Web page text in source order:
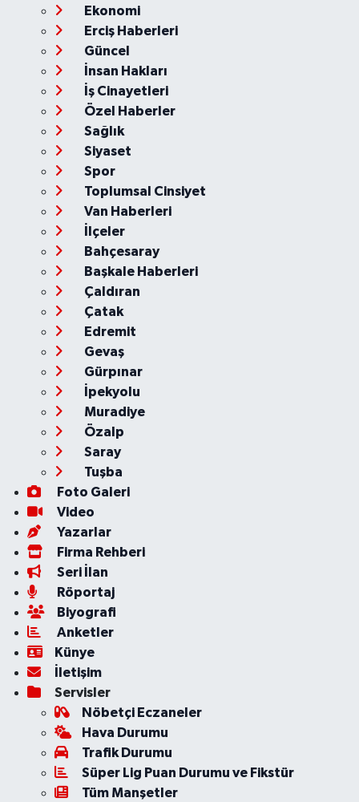
Ekonomi
Erciş Haberleri
Güncel
İnsan Hakları
İş Cinayetleri
Özel Haberler
Sağlık
Siyaset
Spor
Toplumsal Cinsiyet
Van Haberleri
İlçeler
Bahçesaray
Başkale Haberleri
Çaldıran
Çatak
Edremit
Gevaş
Gürpınar
İpekyolu
Muradiye
Özalp
Saray
Tuşba
Foto Galeri
Video
Yazarlar
Firma Rehberi
Seri İlan
Röportaj
Biyografi
Anketler
Künye
İletişim
Servisler
Nöbetçi Eczaneler
Hava Durumu
Trafik Durumu
Süper Lig Puan Durumu ve Fikstür
Tüm Manşetler